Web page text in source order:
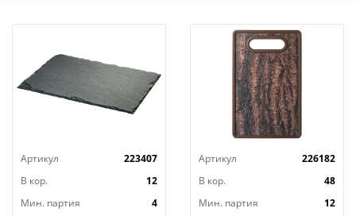
Артикул
223407
В кор.
12
Мин. партия
4
Артикул
226182
В кор.
48
Мин. партия
12